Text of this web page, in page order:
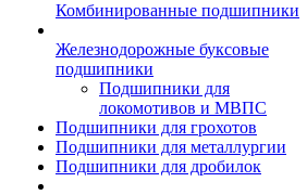
Комбинированные подшипники
Железнодорожные буксовые
подшипники
Подшипники для
локомотивов и МВПС
Подшипники для грохотов
Подшипники для металлургии
Подшипники для дробилок